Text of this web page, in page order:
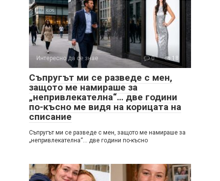
Интересно да се знае 0 18
Съпругът ми се разведе с мен,
защото ме намираше за
„непривлекателна“… две години
по-късно ме видя на корицата на
списание
Съпругът ми се разведе с мен, защото ме намираше за
„непривлекателна“… две години по-късно